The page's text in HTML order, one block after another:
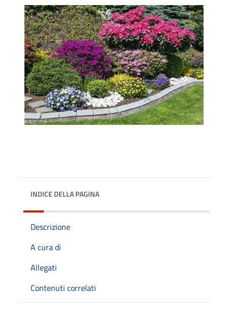
INDICE DELLA PAGINA
Descrizione
A cura di
Allegati
Contenuti correlati